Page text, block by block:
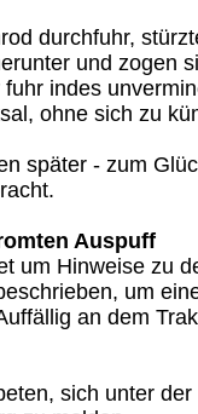
durchfuhr,
und zogen
indes
ohne sich zu
später - zum
Auspuff
um Hinweise zu
um
an dem
sich unter